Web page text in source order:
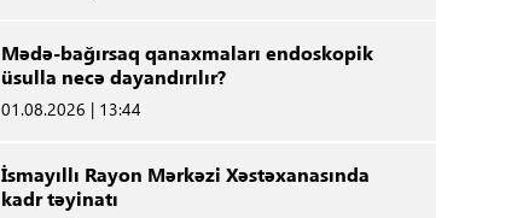
Mədə-bağırsaq qanaxmaları endoskopik
üsulla necə dayandırılır?
01.08.2026 | 13:44
İsmayıllı Rayon Mərkəzi Xəstəxanasında
kadr təyinatı